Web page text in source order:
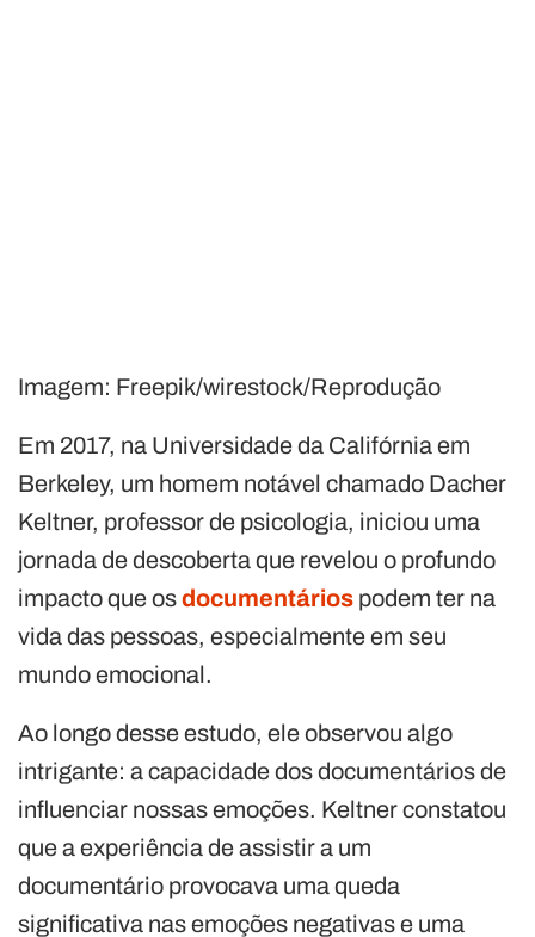
Imagem: Freepik/wirestock/Reprodução
Em 2017, na Universidade da Califórnia em
Berkeley, um homem notável chamado Dacher
Keltner, professor de psicologia, iniciou uma
jornada de descoberta que revelou o profundo
impacto que osdocumentários podem ter na
vida das pessoas, especialmente em seu
mundo emocional.
Ao longo desse estudo, ele observou algo
intrigante: a capacidade dos documentários de
influenciar nossas emoções. Keltner constatou
que a experiência de assistir a um
documentário provocava uma queda
significativa nas emoções negativas e uma